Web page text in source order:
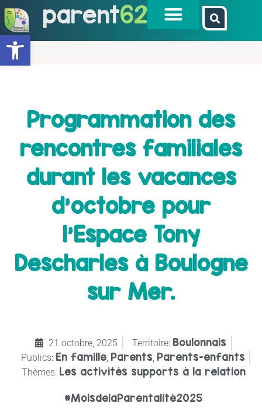
Ouvrir la barre d’outils
parent62
Programmation des
rencontres familiales
durant les vacances
d’octobre pour
l’Espace Tony
Descharles à Boulogne
sur Mer.
21 octobre, 2025 Territoire: Boulonnais
Publics: En famille, Parents Parents-enfants
Thèmes: Les activités supports à la relation
#MoisdelaParentalité2025